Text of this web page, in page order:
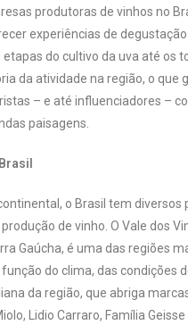
produtoras de vinhos no
experiências de
do cultivo da uva até os
da atividade na região, o que
– e até influenciadores –
paisagens.
o Brasil tem diversos
de vinho. O Vale dos
Gaúcha, é uma das regiões
do clima, das condições
da região, que abriga
Lidio Carraro, Família Geisse